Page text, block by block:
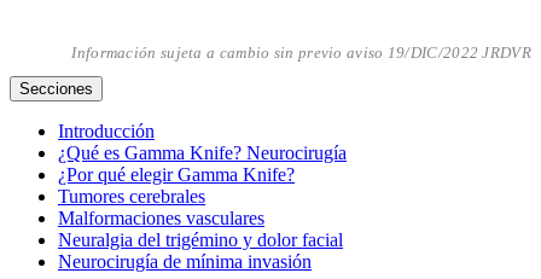
Información sujeta a cambio sin previo aviso 19/DIC/2022 JRDVR
Secciones
Introducción
¿Qué es Gamma Knife? Neurocirugía
¿Por qué elegir Gamma Knife?
Tumores cerebrales
Malformaciones vasculares
Neuralgia del trigémino y dolor facial
Neurocirugía de mínima invasión